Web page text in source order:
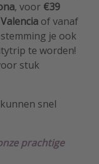
, voor €39
Valencia of vanaf
je ook
te worden!
stuk
snel
prachtige